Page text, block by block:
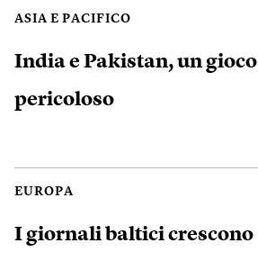
ASIA E PACIFICO
India e Pakistan, un gioco
pericoloso
EUROPA
I giornali baltici crescono